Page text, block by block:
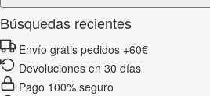
Búsquedas recientes
Envío gratis pedidos +60€
Devoluciones en 30 días
Pago 100% seguro